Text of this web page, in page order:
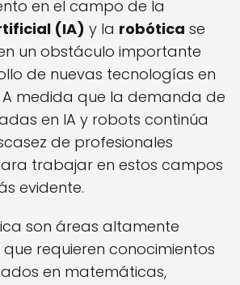
en el campo de la
(IA) y la robótica se
un obstáculo importante
de nuevas tecnologías en
A medida que la demanda de
en IA y robots continúa
de profesionales
trabajar en estos campos
evidente.
son áreas altamente
requieren conocimientos
en matemáticas,